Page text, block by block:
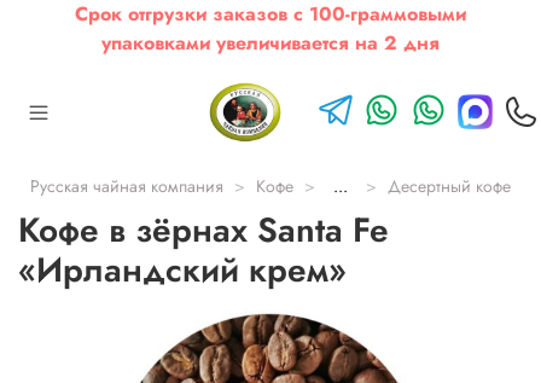
Срок отгрузки заказов с 100-граммовыми
упаковками увеличивается на 2 дня
Русская чайная компания Кофе ... Десертный кофе
Кофе в зёрнах Santa Fe
«Ирландский крем»